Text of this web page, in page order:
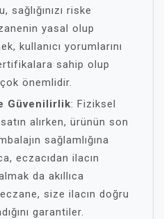
sağlığınızı riske
yasal olup
kullanıcı yorumlarını
sahip olup
çok önemlidir.
Güvenilirlik: Fiziksel
alırken, ürünün son
sağlamlığına
eczacıdan ilacın
da akıllıca
size ilacın doğru
garantiler.